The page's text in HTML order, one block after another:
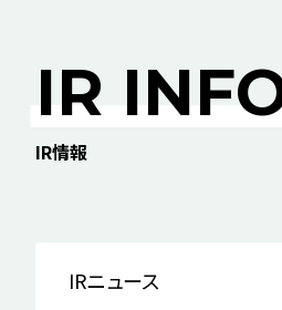
IR
IR情報
IRニュース